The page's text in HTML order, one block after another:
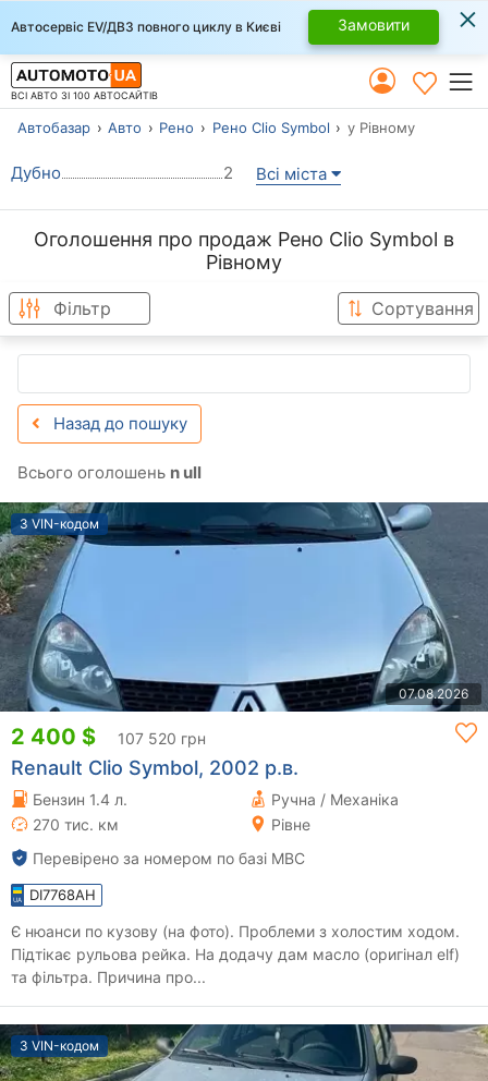
Автосервіс EV/ДВЗ повного циклу в Києві Замовити ×
ВСІ АВТО ЗІ 100 АВТОСАЙТІВ
Автобазар Авто Рено Рено Clio Symbol у Рівному
Дубно 2 Всі міста
Оголошення про продаж Рено Clio Symbol в
Рівному
Фільтр Сортування
Назад до пошуку
Всього оголошень n ull
З VIN-кодом
07.08.2026
2 400 $ 107 520 грн
Renault Clio Symbol, 2002 р.в.
Бензин 1.4 л.
Ручна / Механіка
270 тис. км
Рівне
Перевірено за номером по базі МВС
DI7768AH
Є нюанси по кузову (на фото). Проблеми з холостим ходом.
Підтікає рульова рейка. На додачу дам масло (оригінал elf)
та фільтра. Причина про...
З VIN-кодом